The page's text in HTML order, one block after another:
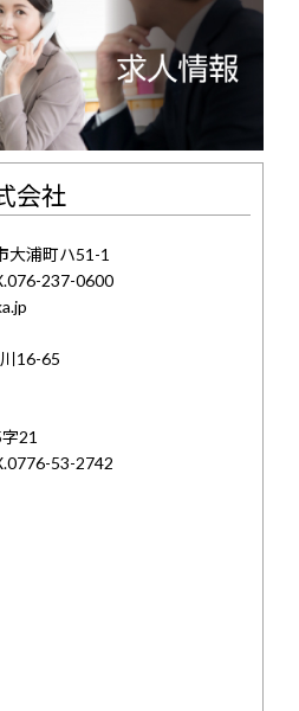
会社
大浦町ハ51-1
237-0600
16-65
21
53-2742